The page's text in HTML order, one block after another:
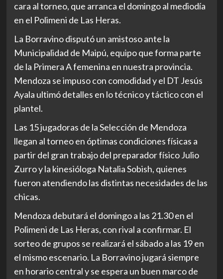
cara al torneo, que arranca el domingo al mediodía
en el Polimeni de Las Heras.
La Borravino disputó un amistoso ante la
Municipalidad de Maipú, equipo que forma parte
de la Primera A femenina en nuestra provincia.
Mendoza se impuso con comodidad y el DT Jesús
Ayala ultimó detalles en lo técnico y táctico con el
plantel.
Las 15 jugadoras de la Selección de Mendoza
llegan al torneo en óptimas condiciones físicas a
partir del gran trabajo del preparador físico Julio
Zurro y la kinesióloga Natalia Sobish, quienes
fueron atendiendo las distintas necesidades de las
chicas.
Mendoza debutará el domingo a las 21.30 en el
Polimeni de Las Heras, con rival a confirmar. El
sorteo de grupos se realizará el sábado a las 19 en
el mismo escenario. La Borravino jugará siempre
en horario central y se espera un buen marco de